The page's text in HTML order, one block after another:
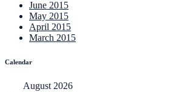
June 2015
May 2015
April 2015
March 2015
Calendar
August 2026